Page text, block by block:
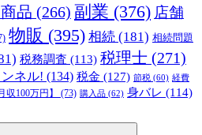
品 (266) 副業 (376) 店舗
物販 (395) 相続 (181) 相続問題
税務調査 (113) 税理士 (271)
ネル! (134) 税金 (127) 節税 (60) 経費
100万円】 (73) 購入品 (62) 身バレ (114)